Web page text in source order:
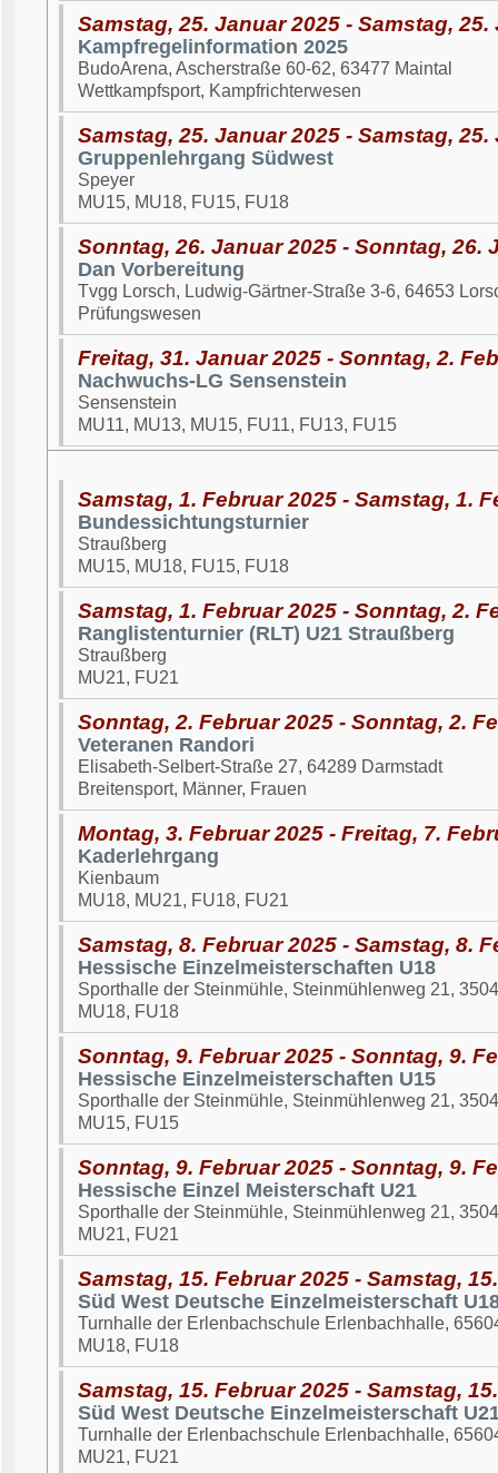
Samstag, 25. Januar 2025 - Samstag, 25.
Kampfregelinformation 2025
BudoArena, Ascherstraße 60-62, 63477 Maintal
Wettkampfsport, Kampfrichterwesen
Samstag, 25. Januar 2025 - Samstag, 25.
Gruppenlehrgang Südwest
Speyer
MU15, MU18, FU15, FU18
Sonntag, 26. Januar 2025 - Sonntag, 26.
Dan Vorbereitung
Tvgg Lorsch, Ludwig-Gärtner-Straße 3-6, 64653
Prüfungswesen
Freitag, 31. Januar 2025 - Sonntag, 2.
Nachwuchs-LG Sensenstein
Sensenstein
MU11, MU13, MU15, FU11, FU13, FU15
Samstag, 1. Februar 2025 - Samstag, 1.
Bundessichtungsturnier
Straußberg
MU15, MU18, FU15, FU18
Samstag, 1. Februar 2025 - Sonntag, 2.
Ranglistenturnier (RLT) U21 Straußberg
Straußberg
MU21, FU21
Sonntag, 2. Februar 2025 - Sonntag, 2.
Veteranen Randori
Elisabeth-Selbert-Straße 27, 64289 Darmstadt
Breitensport, Männer, Frauen
Montag, 3. Februar 2025 - Freitag, 7.
Kaderlehrgang
Kienbaum
MU18, MU21, FU18, FU21
Samstag, 8. Februar 2025 - Samstag, 8.
Hessische Einzelmeisterschaften U18
Sporthalle der Steinmühle, Steinmühlenweg 21,
MU18, FU18
Sonntag, 9. Februar 2025 - Sonntag, 9.
Hessische Einzelmeisterschaften U15
Sporthalle der Steinmühle, Steinmühlenweg 21,
MU15, FU15
Sonntag, 9. Februar 2025 - Sonntag, 9.
Hessische Einzel Meisterschaft U21
Sporthalle der Steinmühle, Steinmühlenweg 21,
MU21, FU21
Samstag, 15. Februar 2025 - Samstag,
Süd West Deutsche Einzelmeisterschaft
Turnhalle der Erlenbachschule Erlenbachhalle,
MU18, FU18
Samstag, 15. Februar 2025 - Samstag,
Süd West Deutsche Einzelmeisterschaft
Turnhalle der Erlenbachschule Erlenbachhalle,
MU21, FU21